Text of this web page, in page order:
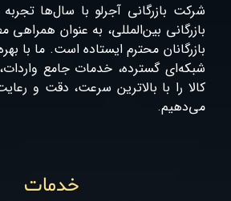
شرکت بازرگانی آجرلو با سال‌ها
بازرگانی بین‌المللی، به عنوان همراهی
بازرگانان محترم ایستاده است. ما با
شبکه‌ای گسترده، خدمات جامع
کالا را با بالاترین سرعت، دقت و
می‌دهیم.
خدمات